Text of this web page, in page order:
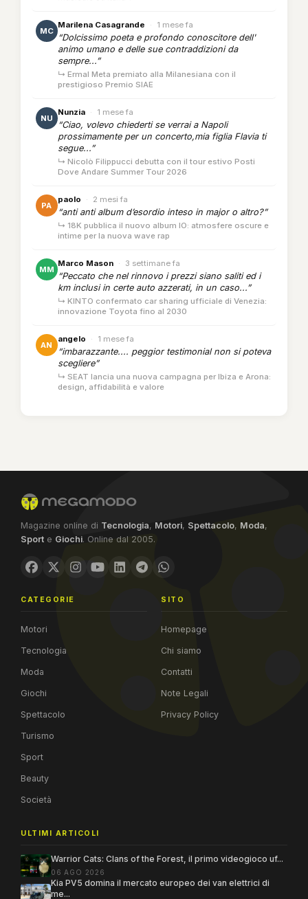
MC
Marilena Casagrande · 1 mese fa
“Dolcissimo poeta e profondo conoscitore dell'
animo umano e delle sue contraddizioni da
sempre...”
↳ Ermal Meta premiato alla Milanesiana con il
prestigioso Premio SIAE
NU
Nunzia · 1 mese fa
“Ciao, volevo chiederti se verrai a Napoli
prossimamente per un concerto,mia figlia Flavia ti
segue...”
↳ Nicolò Filippucci debutta con il tour estivo Posti
Dove Andare Summer Tour 2026
PA
paolo · 2 mesi fa
“anti anti album d’esordio inteso in major o altro?”
↳ 18K pubblica il nuovo album IO: atmosfere oscure e
intime per la nuova wave rap
MM
Marco Mason · 3 settimane fa
“Peccato che nel rinnovo i prezzi siano saliti ed i
km inclusi in certe auto azzerati, in un caso...”
↳ KINTO confermato car sharing ufficiale di Venezia:
innovazione Toyota fino al 2030
AN
angelo · 1 mese fa
“imbarazzante.... peggior testimonial non si poteva
scegliere”
↳ SEAT lancia una nuova campagna per Ibiza e Arona:
design, affidabilità e valore
Magazine online di Tecnologia, Motori, Spettacolo, Moda,
Sport e Giochi. Online dal 2005.
CATEGORIE
Motori
Tecnologia
Moda
Giochi
Spettacolo
Turismo
Sport
Beauty
Società
SITO
Homepage
Chi siamo
Contatti
Note Legali
Privacy Policy
ULTIMI ARTICOLI
Warrior Cats: Clans of the Forest, il primo videogioco uf...
06 AGO 2026
Kia PV5 domina il mercato europeo dei van elettrici di
me...